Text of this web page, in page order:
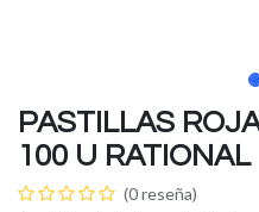
PASTILLAS
100 U RATIONAL
(0 reseña)